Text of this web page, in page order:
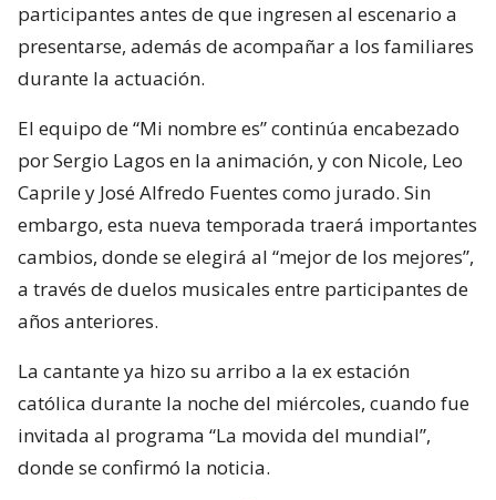
participantes antes de que ingresen al escenario a
presentarse, además de acompañar a los familiares
durante la actuación.
El equipo de “Mi nombre es” continúa encabezado
por Sergio Lagos en la animación, y con Nicole, Leo
Caprile y José Alfredo Fuentes como jurado. Sin
embargo, esta nueva temporada traerá importantes
cambios, donde se elegirá al “mejor de los mejores”,
a través de duelos musicales entre participantes de
años anteriores.
La cantante ya hizo su arribo a la ex estación
católica durante la noche del miércoles, cuando fue
invitada al programa “La movida del mundial”,
donde se confirmó la noticia.